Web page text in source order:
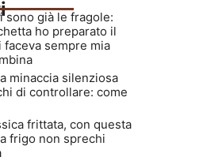
sono già le fragole:
ho preparato il
faceva sempre mia
minaccia silenziosa
di controllare: come
frittata, con questa
frigo non sprechi